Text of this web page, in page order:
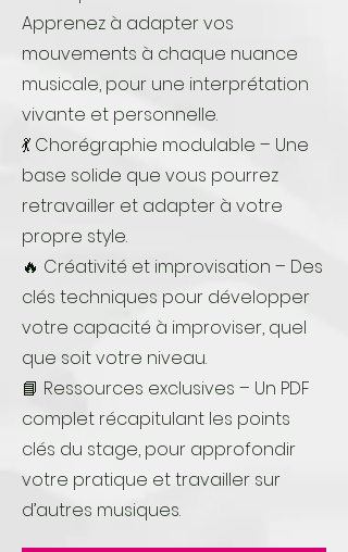
Apprenez à adapter vos
mouvements à chaque nuance
musicale, pour une interprétation
vivante et personnelle.
💃 Chorégraphie modulable – Une
base solide que vous pourrez
retravailler et adapter à votre
propre style.
🔥 Créativité et improvisation – Des
clés techniques pour développer
votre capacité à improviser, quel
que soit votre niveau.
📘 Ressources exclusives – Un PDF
complet récapitulant les points
clés du stage, pour approfondir
votre pratique et travailler sur
d’autres musiques.